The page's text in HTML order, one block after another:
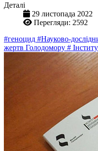
Деталі
29 листопада 2022
Перегляди: 2592
#геноцид #Науково-
жертв Голодомору #